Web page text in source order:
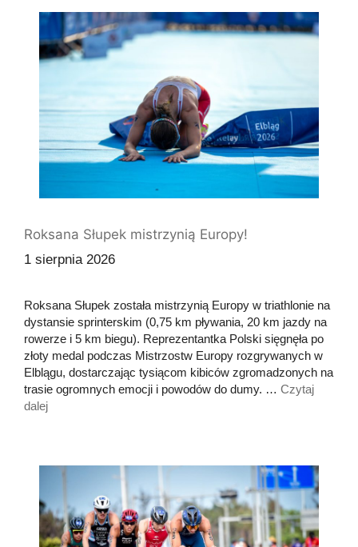
Roksana Słupek mistrzynią Europy!
1 sierpnia 2026
Roksana Słupek została mistrzynią Europy w triathlonie na
dystansie sprinterskim (0,75 km pływania, 20 km jazdy na
rowerze i 5 km biegu). Reprezentantka Polski sięgnęła po
złoty medal podczas Mistrzostw Europy rozgrywanych w
Elblągu, dostarczając tysiącom kibiców zgromadzonych na
trasie ogromnych emocji i powodów do dumy. … Czytaj
dalej